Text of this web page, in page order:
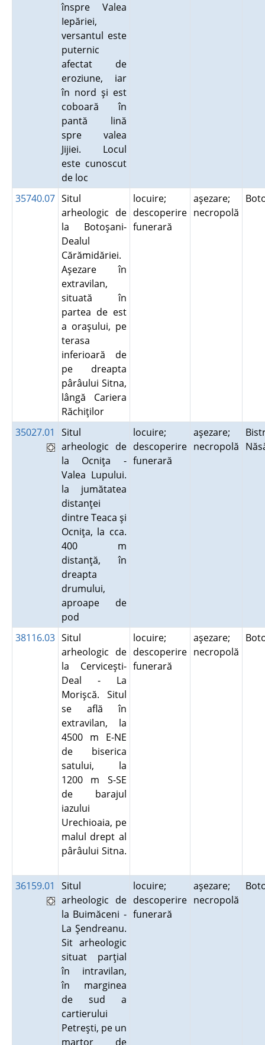
înspre Valea
Iepăriei,
versantul este
puternic
afectat de
eroziune, iar
în nord şi est
coboară în
pantă lină
spre valea
Jijiei. Locul
este cunoscut
de loc
35740.07 Situl
arheologic de
la Botoşani-
Dealul
Cărămidăriei.
Aşezare în
extravilan,
situată în
partea de est
a oraşului, pe
terasa
inferioară de
pe dreapta
pârâului Sitna,
lângă Cariera
Răchiţilor
locuire;
descoperire
funerară
aşezare;
necropolă
35027.01
Situl
arheologic de
la Ocniţa -
Valea Lupului.
la jumătatea
distanţei
dintre Teaca şi
Ocniţa, la cca.
400 m
distanţă, în
dreapta
drumului,
aproape de
pod
locuire;
descoperire
funerară
aşezare;
necropolă
38116.03 Situl
arheologic de
la Cerviceşti-
Deal - La
Morişcă. Situl
se află în
extravilan, la
4500 m E-NE
de biserica
satului, la
1200 m S-SE
de barajul
iazului
Urechioaia, pe
malul drept al
pârâului Sitna.
locuire;
descoperire
funerară
aşezare;
necropolă
36159.01
Situl
arheologic de
la Buimăceni -
La Şendreanu.
Sit arheologic
situat parţial
în intravilan,
în marginea
de sud a
cartierului
Petreşti, pe un
martor de
locuire;
descoperire
funerară
aşezare;
necropolă